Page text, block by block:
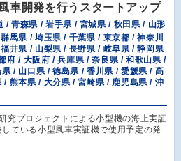
車開発を行うスタートアップ
/ 青森県 / 岩手県 / 宮城県 / 秋田県 / 山形
馬県 / 埼玉県 / 千葉県 / 東京都 / 神奈川
井県 / 山梨県 / 長野県 / 岐阜県 / 静岡県
府 / 大阪府 / 兵庫県 / 奈良県 / 和歌山県 /
/ 山口県 / 徳島県 / 香川県 / 愛媛県 / 高
/ 熊本県 / 大分県 / 宮崎県 / 鹿児島県 / 沖
究プロジェクトによる小型機の海上実証
ている小型風車実証機で使用予定の発